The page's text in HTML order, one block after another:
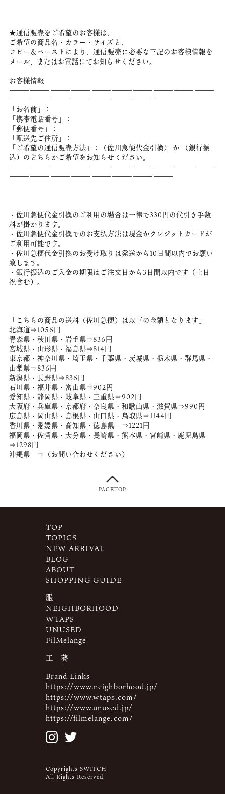
★通信販売をご希望のお客様は、
ご希望の商品名・カラー・サイズと、
コピー＆ペーストにより、通信販売に必要な下記のお客様情報を
メール、またはお電話にてお知らせください。
お客様情報
――――――――――――――――――――――――――――――
――――――――――――――――――――――――
「お名前」：
「携帯電話番号」：
「郵便番号」：
「配送先ご住所」：
「ご希望の通信販売方法」：（佐川急便代金引換） か （銀行振
込）のどちらかご希望をお知らせください。
――――――――――――――――――――――――――――――
――――――――――――――――――――――――
・佐川急便代金引換のご利用の場合は一律で330円の代引き手数
料が掛かります。
・佐川急便代金引換でのお支払方法は現金かクレジットカードが
ご利用可能です。
・佐川急便代金引換のお受け取りは発送から10日間以内でお願い
致します。
・銀行振込のご入金の期限はご注文日から3日間以内です（土日
祝含む）。
「こちらの商品の送料（佐川急便）は以下の金額となります」
北海道⇒1056円
青森県・秋田県・岩手県⇒836円
宮城県・山形県・福島県⇒814円
東京都・神奈川県・埼玉県・千葉県・茨城県・栃木県・群馬県・
山梨県⇒836円
新潟県・長野県⇒836円
石川県・福井県・富山県⇒902円
愛知県・静岡県・岐阜県・三重県⇒902円
大阪府・兵庫県・京都府・奈良県・和歌山県・滋賀県⇒990円
広島県・岡山県・島根県・山口県・鳥取県⇒1144円
香川県・愛媛県・高知県・徳島県 ⇒1221円
福岡県・佐賀県・大分県・長崎県・熊本県・宮崎県・鹿児島県
⇒1298円
沖縄県 ⇒（お問い合わせください）
PAGETOP
TOP
TOPICS
NEW ARRIVAL
BLOG
ABOUT
SHOPPING GUIDE
服
NEIGHBORHOOD
WTAPS
UNUSED
FilMelange
工 藝
Brand Links
https://www.neighborhood.jp/
https://www.wtaps.com/
https://www.unused.jp/
https://filmelange.com/
Copyrights SWITCH
All Rights Reserved.